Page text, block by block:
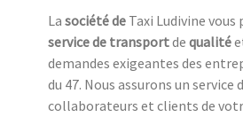
La société de Taxi Ludivine
service de transportde qualité
demandes exigeantes des
du 47. Nous assurons un service
collaborateurs et clients de